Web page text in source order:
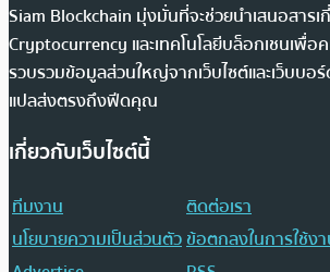
Siam Blockchain มุ่งมั่นที่จะช่วยนำเสนอสารเ
Cryptocurrency และเทคโนโลยีบล็อกเชนเพื่อ
รวบรวมข้อมูลส่วนใหญ่จากเว็บไซต์และเว็บบอ
แปลส่งตรงถึงฟีดคุณ
เกี่ยวกับเว็บไซต์นี้
ทีมงาน
ติดต่อเรา
นโยบายความเป็นส่วนตัวข้อตกลงในการใช้ง